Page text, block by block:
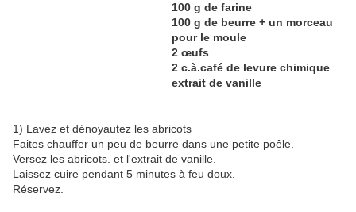
100 g de farine
100 g de beurre + un morceau
pour le moule
2 œufs
2 c.à.café de levure chimique
extrait de vanille
1) Lavez et dénoyautez les abricots
Faites chauffer un peu de beurre dans une petite poêle.
Versez les abricots. et l'extrait de vanille.
Laissez cuire pendant 5 minutes à feu doux.
Réservez.